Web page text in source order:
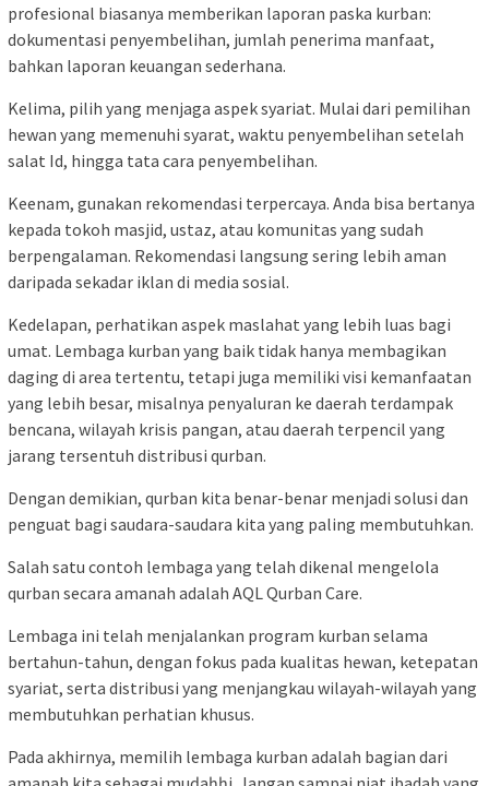
profesional biasanya memberikan laporan paska kurban:
dokumentasi penyembelihan, jumlah penerima manfaat,
bahkan laporan keuangan sederhana.
Kelima, pilih yang menjaga aspek syariat. Mulai dari pemilihan
hewan yang memenuhi syarat, waktu penyembelihan setelah
salat Id, hingga tata cara penyembelihan.
Keenam, gunakan rekomendasi terpercaya. Anda bisa bertanya
kepada tokoh masjid, ustaz, atau komunitas yang sudah
berpengalaman. Rekomendasi langsung sering lebih aman
daripada sekadar iklan di media sosial.
Kedelapan, perhatikan aspek maslahat yang lebih luas bagi
umat. Lembaga kurban yang baik tidak hanya membagikan
daging di area tertentu, tetapi juga memiliki visi kemanfaatan
yang lebih besar, misalnya penyaluran ke daerah terdampak
bencana, wilayah krisis pangan, atau daerah terpencil yang
jarang tersentuh distribusi qurban.
Dengan demikian, qurban kita benar-benar menjadi solusi dan
penguat bagi saudara-saudara kita yang paling membutuhkan.
Salah satu contoh lembaga yang telah dikenal mengelola
qurban secara amanah adalah AQL Qurban Care.
Lembaga ini telah menjalankan program kurban selama
bertahun-tahun, dengan fokus pada kualitas hewan, ketepatan
syariat, serta distribusi yang menjangkau wilayah-wilayah yang
membutuhkan perhatian khusus.
Pada akhirnya, memilih lembaga kurban adalah bagian dari